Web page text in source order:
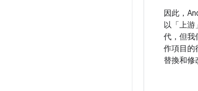
因此，
以「上游
代，但我
作項目的
替換和修